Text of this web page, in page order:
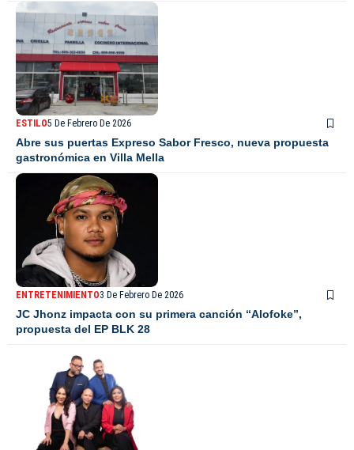
ESTILO5 De Febrero De 2026
Abre sus puertas Expreso Sabor Fresco, nueva propuesta
gastronómica en Villa Mella
ENTRETENIMIENTO3 De Febrero De 2026
JC Jhonz impacta con su primera canción “Alofoke”,
propuesta del EP BLK 28